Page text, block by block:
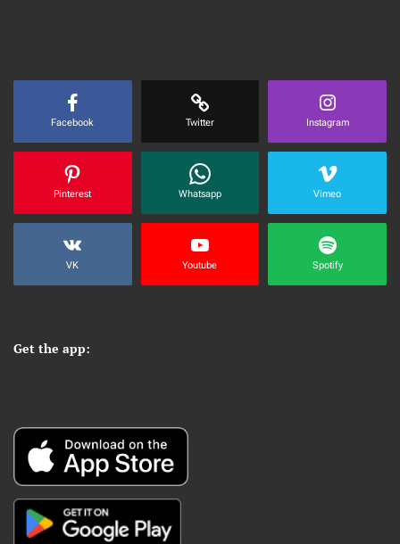
Facebook Twitter Instagram
Pinterest Whatsapp Vimeo
VK Youtube Spotify
Get the app: